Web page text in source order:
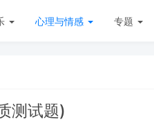
心理与情感 专题
测试题)